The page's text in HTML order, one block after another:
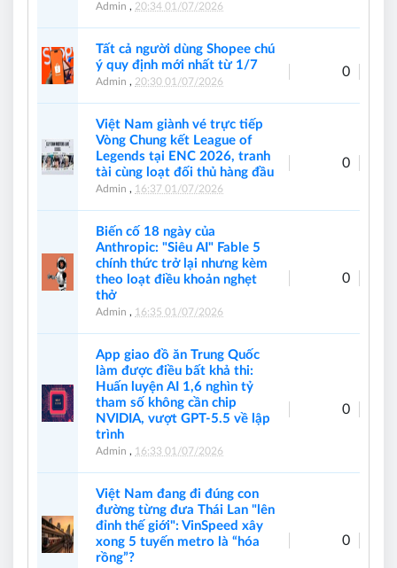
Admin , 20:34 01/07/2026
Tất cả người dùng Shopee chú
ý quy định mới nhất từ 1/7
Admin , 20:30 01/07/2026
0
Việt Nam giành vé trực tiếp
Vòng Chung kết League of
Legends tại ENC 2026, tranh
tài cùng loạt đối thủ hàng đầu
Admin , 16:37 01/07/2026
0
Biến cố 18 ngày của
Anthropic: "Siêu AI" Fable 5
chính thức trở lại nhưng kèm
theo loạt điều khoản nghẹt
thở
Admin , 16:35 01/07/2026
0
App giao đồ ăn Trung Quốc
làm được điều bất khả thi:
Huấn luyện AI 1,6 nghìn tỷ
tham số không cần chip
NVIDIA, vượt GPT-5.5 về lập
trình
Admin , 16:33 01/07/2026
0
Việt Nam đang đi đúng con
đường từng đưa Thái Lan "lên
đỉnh thế giới": VinSpeed xây
xong 5 tuyến metro là “hóa
rồng”?
0